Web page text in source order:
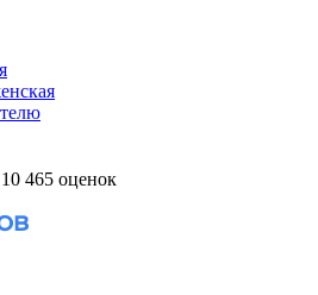
465 оценок